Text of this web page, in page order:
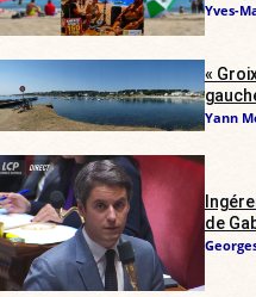
Yves-
«
Yann
de